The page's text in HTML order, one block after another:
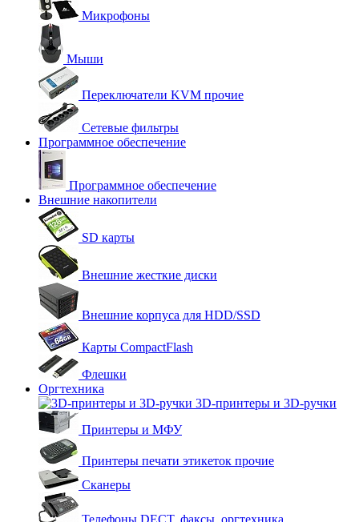
Микрофоны
Мыши
Переключатели KVM прочие
Сетевые фильтры
Программное обеспечение
Программное обеспечение
Внешние накопители
SD карты
Внешние жесткие диски
Внешние корпуса для HDD/SSD
Карты CompactFlash
Флешки
Оргтехника
3D-принтеры и 3D-ручки
Принтеры и МФУ
Принтеры печати этикеток прочие
Сканеры
Телефоны DECT, факсы, оргтехника